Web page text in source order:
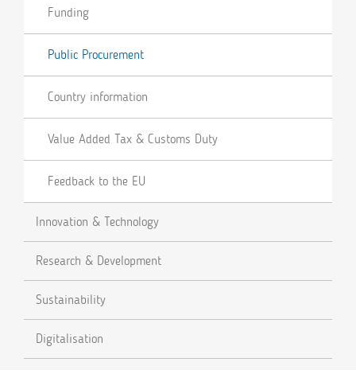
Funding
Public Procurement
Country information
Value Added Tax & Customs Duty
Feedback to the EU
Innovation & Technology
Research & Development
Sustainability
Digitalisation